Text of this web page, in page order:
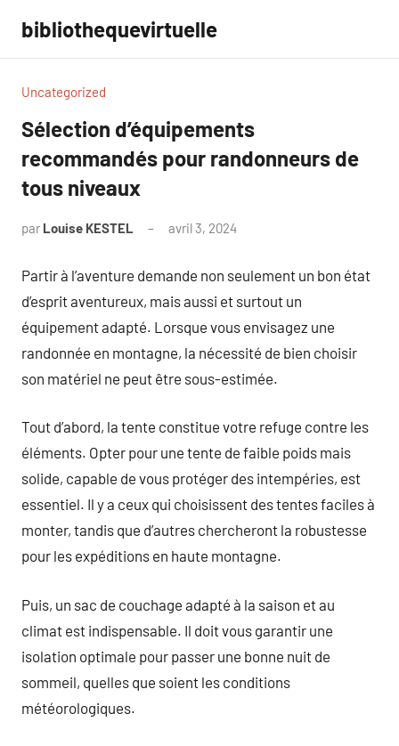
contenu
bibliothequevirtuelle
Uncategorized
Sélection d’équipements
recommandés pour randonneurs de
tous niveaux
par Louise KESTEL avril 3, 2024
Partir à l’aventure demande non seulement un bon état
d’esprit aventureux, mais aussi et surtout un
équipement adapté. Lorsque vous envisagez une
randonnée en montagne, la nécessité de bien choisir
son matériel ne peut être sous-estimée.
Tout d’abord, la tente constitue votre refuge contre les
éléments. Opter pour une tente de faible poids mais
solide, capable de vous protéger des intempéries, est
essentiel. Il y a ceux qui choisissent des tentes faciles à
monter, tandis que d’autres chercheront la robustesse
pour les expéditions en haute montagne.
Puis, un sac de couchage adapté à la saison et au
climat est indispensable. Il doit vous garantir une
isolation optimale pour passer une bonne nuit de
sommeil, quelles que soient les conditions
météorologiques.